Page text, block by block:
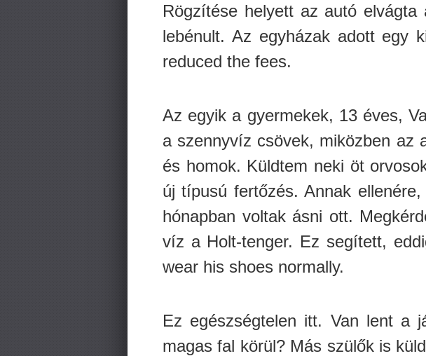
Rögzítése helyett az autó
lebénult. Az egyházak adott egy
reduced the fees.
Az egyik a gyermekek, 13 éves,
a szennyvíz csövek, miközben az
és homok. Küldtem neki öt
új típusú fertőzés. Annak
hónapban voltak ásni ott.
víz a Holt-tenger. Ez segített,
wear his shoes normally.
Ez egészségtelen itt. Van lent a
magas fal körül? Más szülők is